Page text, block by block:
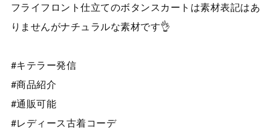
フライフロント仕立てのボタンスカートは素材表記はあ
りませんがナチュラルな素材です👌
#キテラー発信
#商品紹介
#通販可能
#レディース古着コーデ